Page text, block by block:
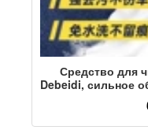
Средство для
Debeidi, сильное